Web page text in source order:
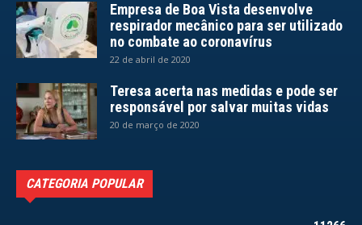
Empresa de Boa Vista desenvolve
respirador mecânico para ser utilizado
no combate ao coronavírus
22 de abril de 2020
Teresa acerta nas medidas e pode ser
responsável por salvar muitas vidas
20 de março de 2020
CATEGORIA POPULAR